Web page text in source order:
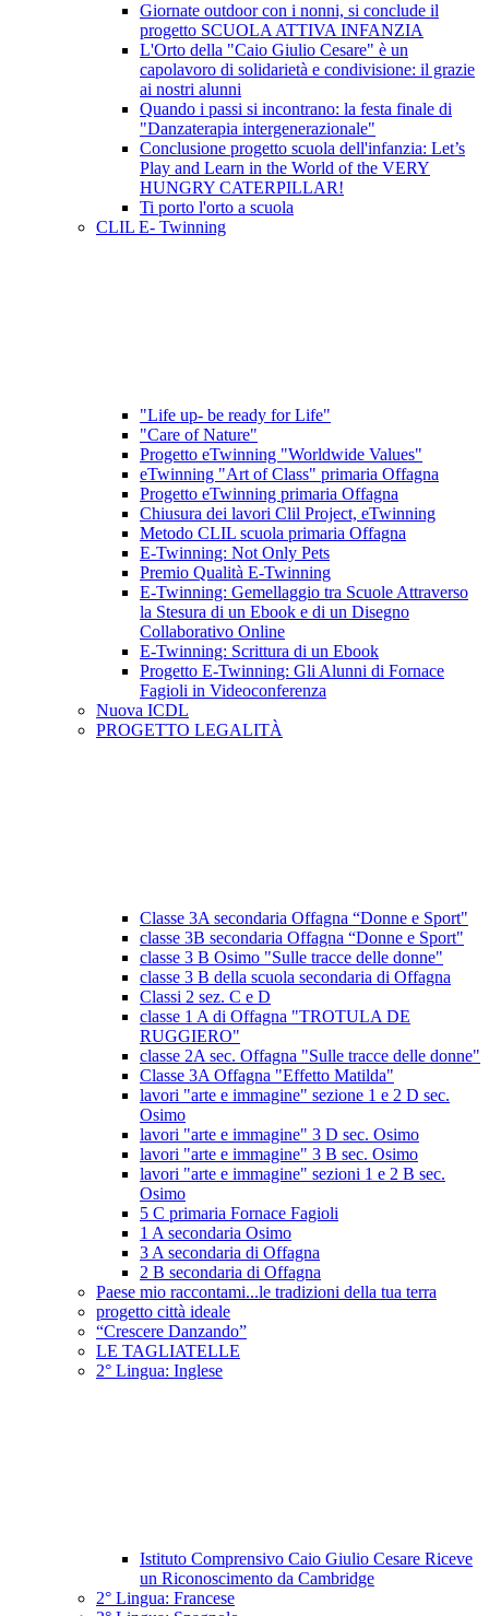
Giornate outdoor con i nonni, si conclude il
progetto SCUOLA ATTIVA INFANZIA
L'Orto della "Caio Giulio Cesare" è un
capolavoro di solidarietà e condivisione: il grazie
ai nostri alunni
Quando i passi si incontrano: la festa finale di
"Danzaterapia intergenerazionale"
Conclusione progetto scuola dell'infanzia: Let’s
Play and Learn in the World of the VERY
HUNGRY CATERPILLAR!
Ti porto l'orto a scuola
CLIL E- Twinning
"Life up- be ready for Life"
"Care of Nature"
Progetto eTwinning "Worldwide Values"
eTwinning "Art of Class" primaria Offagna
Progetto eTwinning primaria Offagna
Chiusura dei lavori Clil Project, eTwinning
Metodo CLIL scuola primaria Offagna
E-Twinning: Not Only Pets
Premio Qualità E-Twinning
E-Twinning: Gemellaggio tra Scuole Attraverso
la Stesura di un Ebook e di un Disegno
Collaborativo Online
E-Twinning: Scrittura di un Ebook
Progetto E-Twinning: Gli Alunni di Fornace
Fagioli in Videoconferenza
Nuova ICDL
PROGETTO LEGALITÀ
Classe 3A secondaria Offagna “Donne e Sport"
classe 3B secondaria Offagna “Donne e Sport"
classe 3 B Osimo "Sulle tracce delle donne"
classe 3 B della scuola secondaria di Offagna
Classi 2 sez. C e D
classe 1 A di Offagna "TROTULA DE
RUGGIERO"
classe 2A sec. Offagna "Sulle tracce delle donne"
Classe 3A Offagna "Effetto Matilda"
lavori "arte e immagine" sezione 1 e 2 D sec.
Osimo
lavori "arte e immagine" 3 D sec. Osimo
lavori "arte e immagine" 3 B sec. Osimo
lavori "arte e immagine" sezioni 1 e 2 B sec.
Osimo
5 C primaria Fornace Fagioli
1 A secondaria Osimo
3 A secondaria di Offagna
2 B secondaria di Offagna
Paese mio raccontami...le tradizioni della tua terra
progetto città ideale
“Crescere Danzando”
LE TAGLIATELLE
2° Lingua: Inglese
Istituto Comprensivo Caio Giulio Cesare Riceve
un Riconoscimento da Cambridge
2° Lingua: Francese